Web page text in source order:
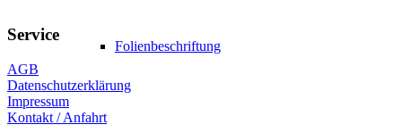
Folienbeschriftung
Service
AGB
Datenschutzerklärung
Impressum
Kontakt / Anfahrt